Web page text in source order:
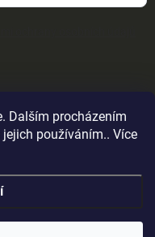
Dalším procházením
používáním.. Více